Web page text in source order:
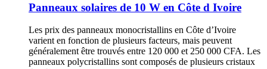
Panneaux solaires de 10 W en Côte d Ivoire
Les prix des panneaux monocristallins en Côte d’Ivoire
varient en fonction de plusieurs facteurs, mais peuvent
généralement être trouvés entre 120 000 et 250 000 CFA. Les
panneaux polycristallins sont composés de plusieurs cristaux